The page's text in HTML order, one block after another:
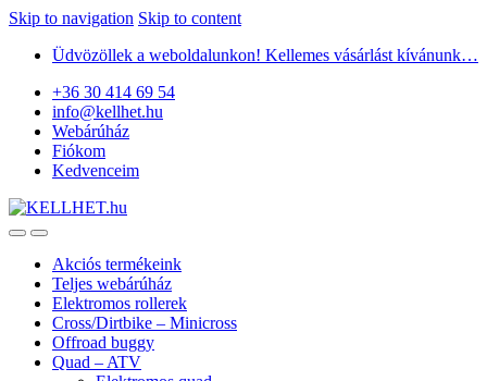
Skip to navigation Skip to content
Üdvözöllek a weboldalunkon! Kellemes vásárlást kívánunk…
+36 30 414 69 54
info@kellhet.hu
Webárúház
Fiókom
Kedvenceim
Akciós termékeink
Teljes webárúház
Elektromos rollerek
Cross/Dirtbike – Minicross
Offroad buggy
Quad – ATV